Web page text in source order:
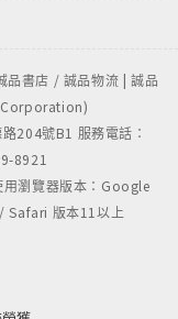
書店 / 誠品物流 | 誠品
Corporation)
204號B1 服務電話：
8921
用瀏覽器版本：Google
Safari 版本11以上